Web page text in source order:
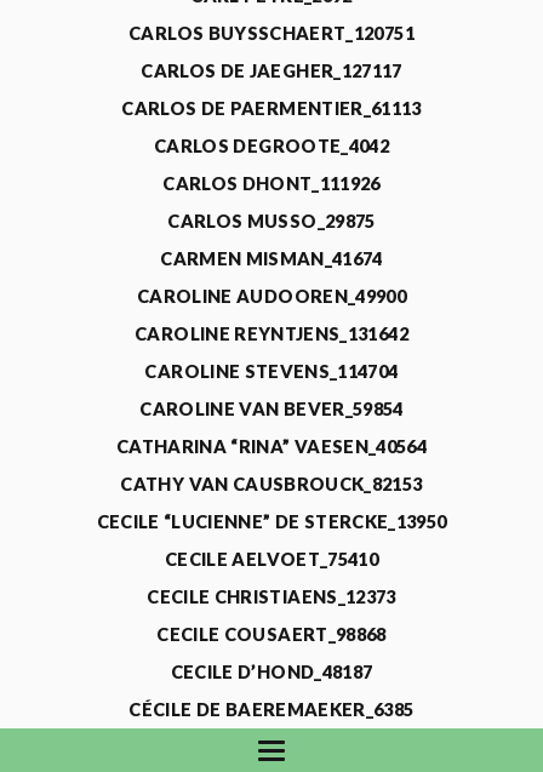
CARLOS BUYSSCHAERT_120751
CARLOS DE JAEGHER_127117
CARLOS DE PAERMENTIER_61113
CARLOS DEGROOTE_4042
CARLOS DHONT_111926
CARLOS MUSSO_29875
CARMEN MISMAN_41674
CAROLINE AUDOOREN_49900
CAROLINE REYNTJENS_131642
CAROLINE STEVENS_114704
CAROLINE VAN BEVER_59854
CATHARINA “RINA” VAESEN_40564
CATHY VAN CAUSBROUCK_82153
CECILE “LUCIENNE” DE STERCKE_13950
CECILE AELVOET_75410
CECILE CHRISTIAENS_12373
CECILE COUSAERT_98868
CECILE D’HOND_48187
CÉCILE DE BAEREMAEKER_6385
CECILE DE WAELE_4731